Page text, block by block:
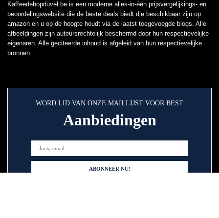
Kaffeedehopduvel.be is een moderne alles-in-één prijsvergelijkings- en
beoordelingswebsite die de beste deals biedt die beschikbaar zijn op
amazon en u op de hoogte houdt via de laatst toegevoegde blogs. Alle
afbeeldingen zijn auteursrechtelijk beschermd door hun respectievelijke
eigenaren. Alle geciteerde inhoud is afgeleid van hun respectievelijke
bronnen.
WORD LID VAN ONZE MAILLIJST VOOR BEST
Aanbiedingen